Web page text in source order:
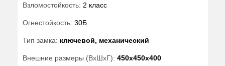
Взломостойкость: 2 класс
Огнестойкость: 30Б
Тип замка: ключевой, механический
Внешние размеры (ВхШхГ): 450x450x400